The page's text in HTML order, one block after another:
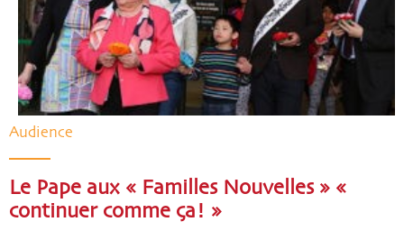
Audience
Le Pape aux « Familles Nouvelles » «
continuer comme ça! »